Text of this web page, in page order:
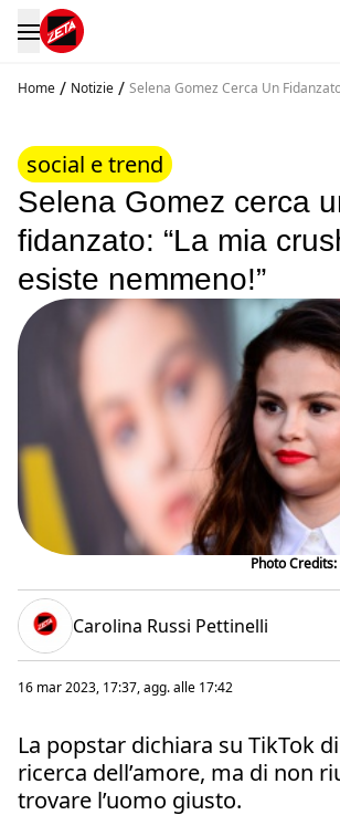
Home / Notizie / Selena Gomez Cerca Un
social e trend
Selena Gomez cerca
fidanzato: “La mia
esiste nemmeno!”
Photo Credits:
Carolina Russi Pettinelli
16 mar 2023, 17:37, agg. alle 17:42
La popstar dichiara su TikTok
ricerca dell’amore, ma di non
trovare l’uomo giusto.